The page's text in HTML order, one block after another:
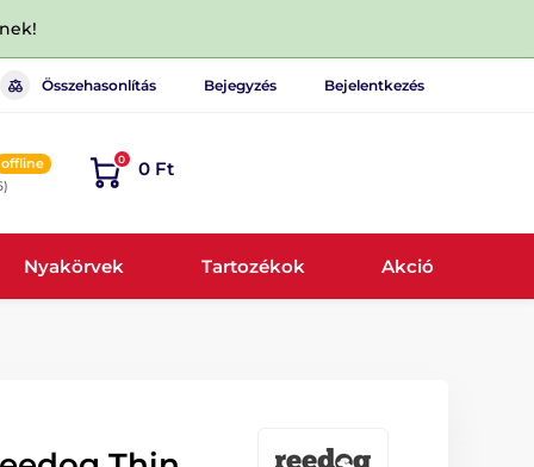
Összehasonlítás Bejegyzés Bejelentkezés
offline 0 0 Ft
Nyakörvek Tartozékok Akció